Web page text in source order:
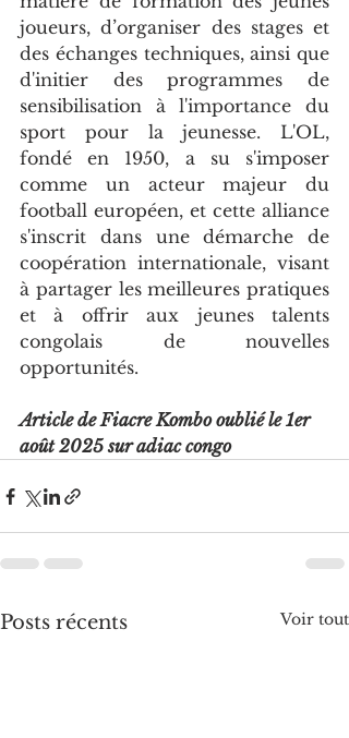
joueurs, d’organiser des stages et
des échanges techniques, ainsi que
d'initier des programmes de
sensibilisation à l'importance du
sport pour la jeunesse. L'OL,
fondé en 1950, a su s'imposer
comme un acteur majeur du
football européen, et cette alliance
s'inscrit dans une démarche de
coopération internationale, visant
à partager les meilleures pratiques
et à offrir aux jeunes talents
congolais de nouvelles
opportunités.
Article de Fiacre Kombo oublié le 1er
août 2025 sur adiac congo
Posts récents Voir tout